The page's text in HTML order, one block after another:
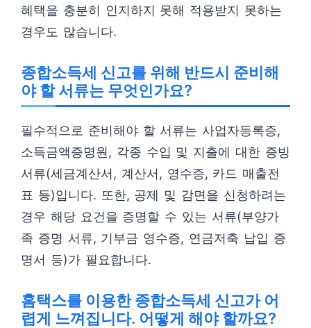
혜택을 충분히 인지하지 못해 적용받지 못하는
경우도 많습니다.
종합소득세 신고를 위해 반드시 준비해
야 할 서류는 무엇인가요?
필수적으로 준비해야 할 서류는 사업자등록증,
소득금액증명원, 각종 수입 및 지출에 대한 증빙
서류(세금계산서, 계산서, 영수증, 카드 매출전
표 등)입니다. 또한, 공제 및 감면을 신청하려는
경우 해당 요건을 증명할 수 있는 서류(부양가
족 증명 서류, 기부금 영수증, 연금저축 납입 증
명서 등)가 필요합니다.
홈택스를 이용한 종합소득세 신고가 어
렵게 느껴집니다. 어떻게 해야 할까요?